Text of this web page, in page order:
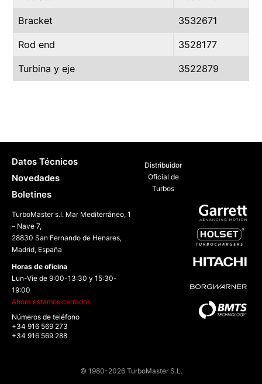
Bracket 3532671
Rod end 3528177
Turbina y eje 3522879
Distribuidor
Oficial de
Turbos
Datos Técnicos
Novedades
Boletines
TurboMaster s.l. Mar Mediterráneo, 1
– Nave 7,
28830 San Fernando de Henares,
Madrid, España
Horas de oficina
Lun-Vie de 9:00-13:30 y 15:30-
19:00
Ahora estamos cerrados
Números de teléfono
+34 916 569 273
+34 916 569 288
© 1980-2026 TurboMaster S.L.